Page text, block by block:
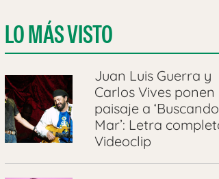
LO MÁS VISTO
Juan Luis Guerra y
Carlos Vives ponen
paisaje a
Mar’: Letra
Videoclip